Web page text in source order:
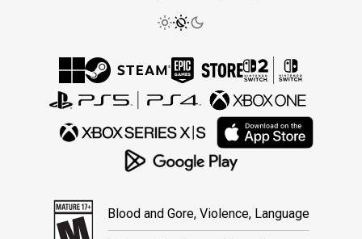
Blood and Gore, Violence, Language